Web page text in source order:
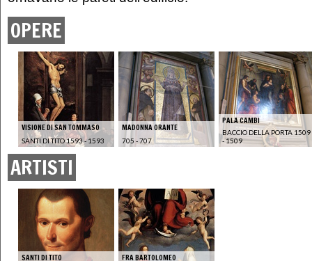
OPERE
VISIONE DI SAN TOMMASO
SANTI DI TITO 1593 - 1593
MADONNA ORANTE
705 - 707
PALA CAMBI
BACCIO DELLA PORTA 1509
- 1509
ARTISTI
SANTI DI TITO FRA BARTOLOMEO